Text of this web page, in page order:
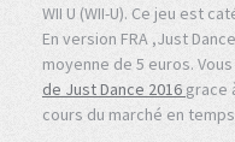
WII U (WII-U). Ce jeu est
En version FRA ,Just
moyenne de 5 euros.
de Just Dance 2016 grace
cours du marché en